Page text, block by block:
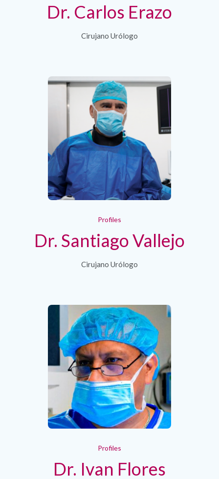
Dr. Carlos Erazo
Cirujano Urólogo
Profiles
Dr. Santiago Vallejo
Cirujano Urólogo
Profiles
Dr. Ivan Flores